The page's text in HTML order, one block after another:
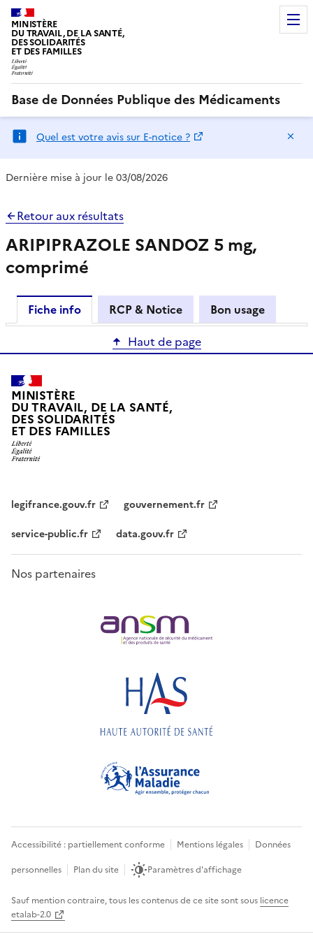
MINISTÈRE
DU TRAVAIL, DE LA SANTÉ,
DES SOLIDARITÉS
ET DES FAMILLES
Base de Données Publique des Médicaments
Quel est votre avis sur E-notice ?
Dernière mise à jour le 03/08/2026
Retour aux résultats
ARIPIPRAZOLE SANDOZ 5 mg,
comprimé
Fiche info RCP & Notice
Bon usage
Haut de page
MINISTÈRE
DU TRAVAIL, DE LA SANTÉ,
DES SOLIDARITÉS
ET DES FAMILLES
legifrance.gouv.fr
gouvernement.fr
service-public.fr
data.gouv.fr
Nos partenaires
Accessibilité : partiellement conforme Mentions légales
Données
personnelles
Plan du site Paramètres d'affichage
Sauf mention contraire, tous les contenus de ce site sont sous licence
etalab-2.0